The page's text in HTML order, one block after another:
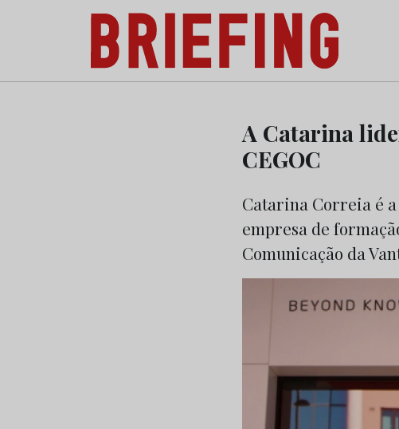
Briefing: Todas as notícias sobre os negócios do
A Catarina
CEGOC
Catarina Correia é
empresa de
Comunicação da